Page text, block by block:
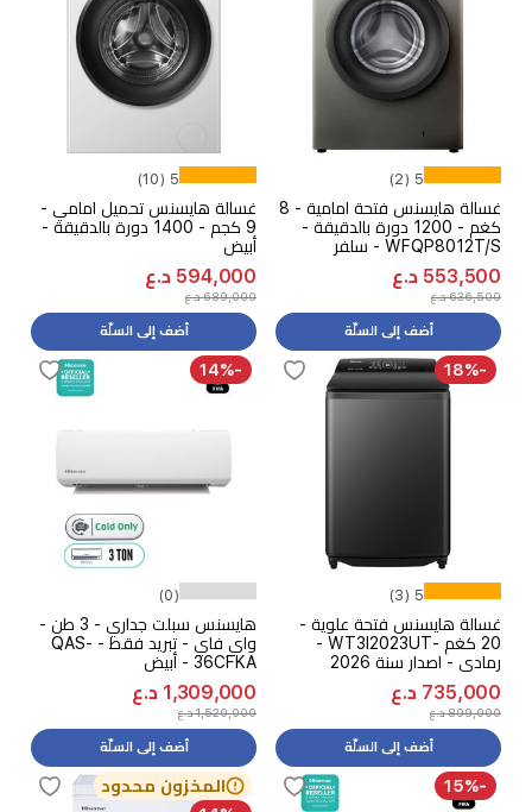
5 (2)
غسالة هايسنس فتحة امامية - 8
كغم - 1200 دورة بالدقيقة -
WFQP8012T/S - سلفر
553,500 د.ع
636,500 د.ع
أضف إلى السلّة
5 (10)
غسالة هايسنس تحميل امامي -
9 كجم - 1400 دورة بالدقيقة -
أبيض
594,000 د.ع
689,000 د.ع
أضف إلى السلّة
-18%
5 (3)
غسالة هايسنس فتحة علوية -
20 كغم -WT3I2023UT -
رمادي - اصدار سنة 2026
735,000 د.ع
899,000 د.ع
أضف إلى السلّة
-14%
(0)
هايسنس سبلت جداري - 3 طن -
واي فاي - تبريد فقط - QAS-
36CFKA - أبيض
1,309,000 د.ع
1,520,000 د.ع
أضف إلى السلّة
-15%
المخزون محدود